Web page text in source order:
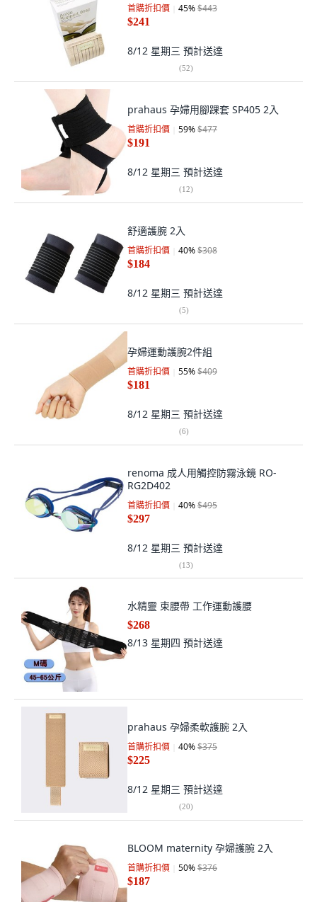
首購折扣價 45%$443
$241
8/12 星期三 預計送達
(52)
prahaus 孕婦用腳踝套 SP405 2入
首購折扣價 59%$477
$191
8/12 星期三 預計送達
(12)
舒適護腕 2入
首購折扣價 40%$308
$184
8/12 星期三 預計送達
(5)
孕婦運動護腕2件組
首購折扣價 55%$409
$181
8/12 星期三 預計送達
(6)
renoma 成人用觸控防霧泳鏡 RO-
RG2D402
首購折扣價 40%$495
$297
8/12 星期三 預計送達
(13)
水精靈 束腰帶 工作運動護腰
$268
8/13 星期四 預計送達
prahaus 孕婦柔軟護腕 2入
首購折扣價 40%$375
$225
8/12 星期三 預計送達
(20)
BLOOM maternity 孕婦護腕 2入
首購折扣價 50%$376
$187